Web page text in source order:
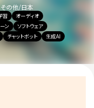
その他/日本
習
オーディオ
ン
ソフトウェア
チャットボット
生成AI